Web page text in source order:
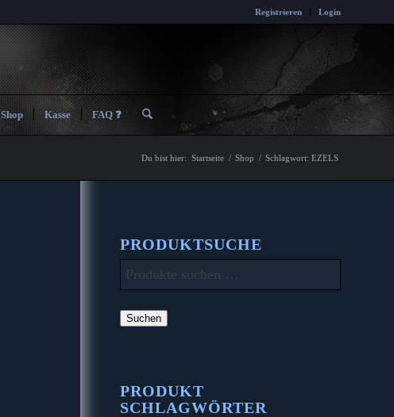
Registrieren Login
Shop Kasse FAQ ❓
Du bist hier: Startseite / Shop / Schlagwort: EZELS
PRODUKTSUCHE
Suchen
PRODUKT
SCHLAGWÖRTER